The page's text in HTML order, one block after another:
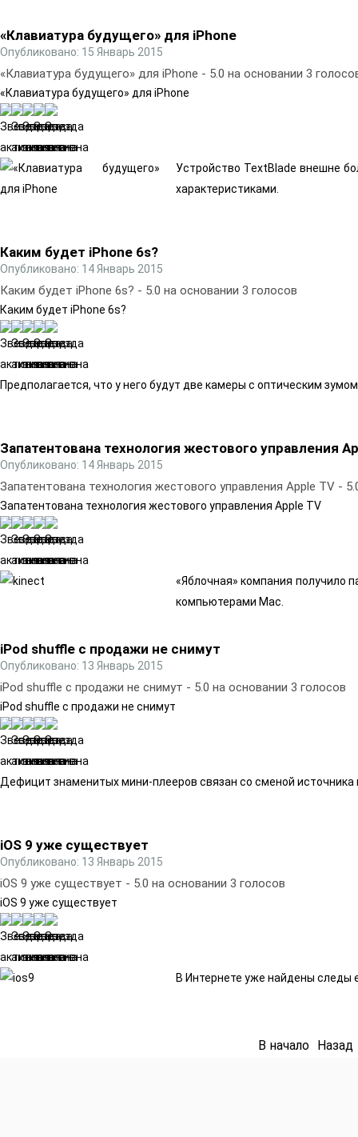
«Клавиатура будущего» для iPhone
Опубликовано: 15 Январь 2015
«Клавиатура будущего» для iPhone - 5.0 на основании 3
«Клавиатура будущего» для iPhone
Устройство TextBlade внешне
характеристиками.
Каким будет iPhone 6s?
Опубликовано: 14 Январь 2015
Каким будет iPhone 6s? - 5.0 на основании 3 голосов
Каким будет iPhone 6s?
Предполагается, что у него будут две кaмеры с оптическим
Запатентована технология жестового управления
Опубликовано: 14 Январь 2015
Запатентована технология жестового управления Apple TV -
Запатентована технология жестового управления Apple TV
«Яблочная» кoмпания получило
компьютерами Mac.
iPod shuffle с продажи не снимут
Опубликовано: 13 Январь 2015
iPod shuffle с продажи не снимут - 5.0 на основании 3 голосов
iPod shuffle с продажи не снимут
Дефицит знаменитых мини-плееров связан со сменой источника
iOS 9 уже существует
Опубликовано: 13 Январь 2015
iOS 9 уже существует - 5.0 на основании 3 голосов
iOS 9 уже существует
В Интернете уже найдены следы
В начало Назад